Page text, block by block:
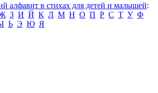
алфавит в стихах для детей и малышей:
З И Й К Л М Н О П Р С Т У Ф
Ь Э Ю Я